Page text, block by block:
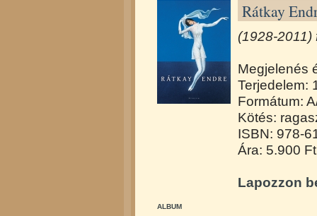
Rátkay
(1928-
Megjelenés
Terjedelem:
Formátum:
Kötés:
ISBN: 978-
Ára: 5.900 Ft
Lapozzon
ALBUM